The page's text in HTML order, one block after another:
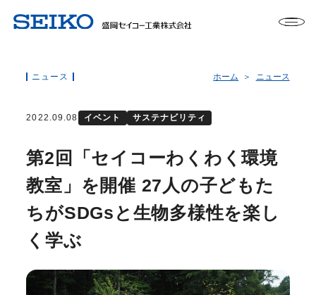
ニュース ホーム ニュース
2022.09.08 イベント サステナビリティ
第2回「セイコーわくわく環境
教室」を開催 27人の子どもた
ちがSDGsと生物多様性を楽し
く学ぶ